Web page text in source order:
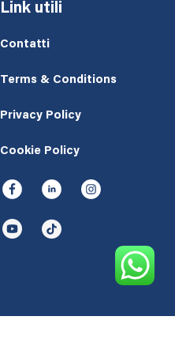
Link utili
Contatti
Terms & Conditions
Privacy Policy
Cookie Policy